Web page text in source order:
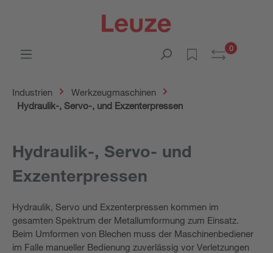
0
Industrien
Werkzeugmaschinen
Hydraulik-, Servo-, und Exzenterpressen
Hydraulik-, Servo- und
Exzenterpressen
Hydraulik­, Servo­ und Exzenterpressen kommen im
gesamten Spektrum der Metallumformung zum Einsatz.
Beim Umformen von Blechen muss der Maschinenbediener
im Falle manueller Bedienung zuverlässig vor Verletzungen